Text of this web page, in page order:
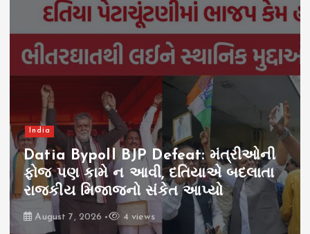
India
Datia Bypoll BJP Defeat: મંત્રીઓની
ફોજ પણ કામે ન આવી, દતિયાએ બદલાતા
રાજકીય મિજાજનો સંકેત આપ્યો
August 7, 2026 4 views